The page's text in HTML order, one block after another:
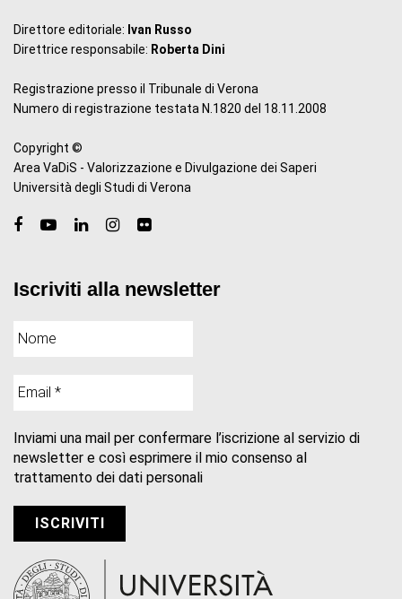
Direttore editoriale: Ivan Russo
Direttrice responsabile: Roberta Dini
Registrazione presso il Tribunale di Verona
Numero di registrazione testata N.1820 del 18.11.2008
Copyright ©
Area VaDiS - Valorizzazione e Divulgazione dei Saperi
Università degli Studi di Verona
Iscriviti alla newsletter
Inviami una mail per confermare l’iscrizione al servizio di
newsletter e così esprimere il mio consenso al
trattamento dei dati personali